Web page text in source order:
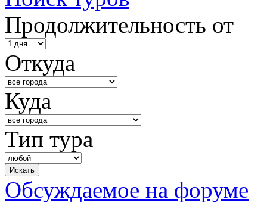
Продолжительность от
Откуда
Куда
Тип тура
Обсуждаемое на форуме